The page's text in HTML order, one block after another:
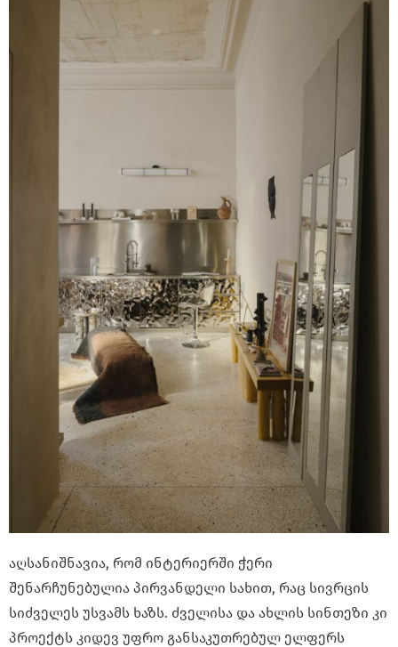
აღსანიშნავია, რომ ინტერიერში ჭერი
შენარჩუნებულია პირვანდელი სახით, რაც სივრცის
სიძველეს უსვამს ხაზს. ძველისა და ახლის სინთეზი კი
პროექტს კიდევ უფრო განსაკუთრებულ ელფერს